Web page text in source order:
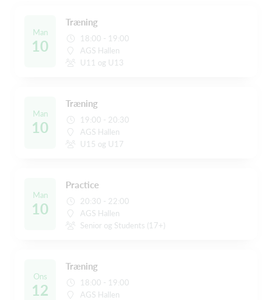
Man
10
Træning
18:00 - 19:00
AGS Hallen
U11 og U13
Man
10
Træning
19:00 - 20:30
AGS Hallen
U15 og U17
Man
10
Practice
20:30 - 22:00
AGS Hallen
Senior og Students (17+)
Ons
12
Træning
18:00 - 19:00
AGS Hallen